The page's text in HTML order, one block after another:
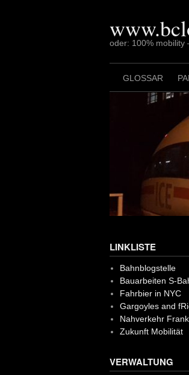
oder: 100% mobility
GLOSSAR
LINKLISTE
Bahnblogstelle
Bauarbeiten S-
Fahrbier in NYC
Gargoyles and
Nahverkehr
Zukunft Mobilität
VERWALTUNG